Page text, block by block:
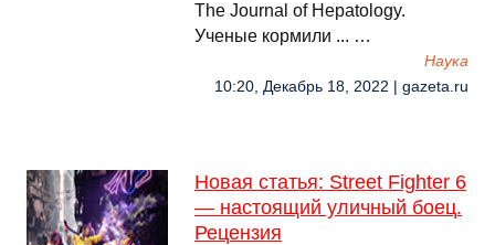
The Journal of Hepatology.
Ученые кормили ... …
Наука
10:20, Декабрь 18, 2022 | gazeta.ru
Новая статья: Street Fighter 6
— настоящий уличный боец.
Рецензия